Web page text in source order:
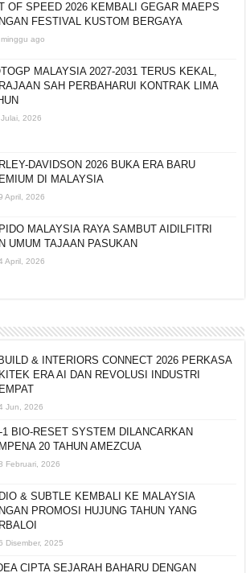
OF SPEED 2026 KEMBALI GEGAR MAEPS
FESTIVAL KUSTOM BERGAYA
ago
MALAYSIA 2027-2031 TERUS KEKAL,
SAH PERBAHARUI KONTRAK LIMA
2026
DAVIDSON 2026 BUKA ERA BARU
DI MALAYSIA
April, 2026
MALAYSIA RAYA SAMBUT AIDILFITRI
UMUM TAJAAN PASUKAN
April, 2026
& INTERIORS CONNECT 2026 PERKASA
ERA AI DAN REVOLUSI INDUSTRI
Jun, 2026
1 BIO-RESET SYSTEM DILANCARKAN
20 TAHUN AMEZCUA
Februari, 2026
& SUBTLE KEMBALI KE MALAYSIA
PROMOSI HUJUNG TAHUN YANG
Disember, 2025
CIPTA SEJARAH BAHARU DENGAN